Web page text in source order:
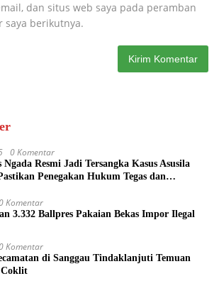
dan situs web saya pada peramban
saya berikutnya.
0 Komentar
Ngada Resmi Jadi Tersangka Kasus Asusila
Penegakan Hukum Tegas dan
Komentar
3.332 Ballpres Pakaian Bekas Impor Ilegal
Komentar
di Sanggau Tindaklanjuti Temuan
Coklit